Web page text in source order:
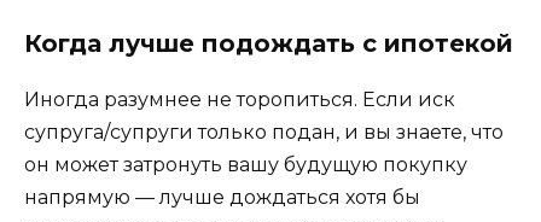
Когда лучше подождать с ипотекой
Иногда разумнее не торопиться. Если иск
супруга/супруги только подан, и вы знаете, что
он может затронуть вашу будущую покупку
напрямую — лучше дождаться хотя бы